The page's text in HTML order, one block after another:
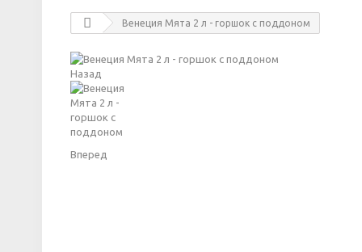
Венеция Мята 2 л - горшок с поддоном
Назад
Вперед